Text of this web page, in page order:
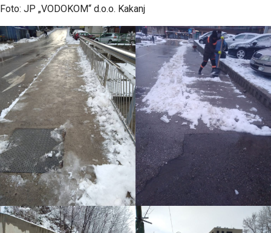
Foto: JP „VODOKOM“ d.o.o. Kakanj